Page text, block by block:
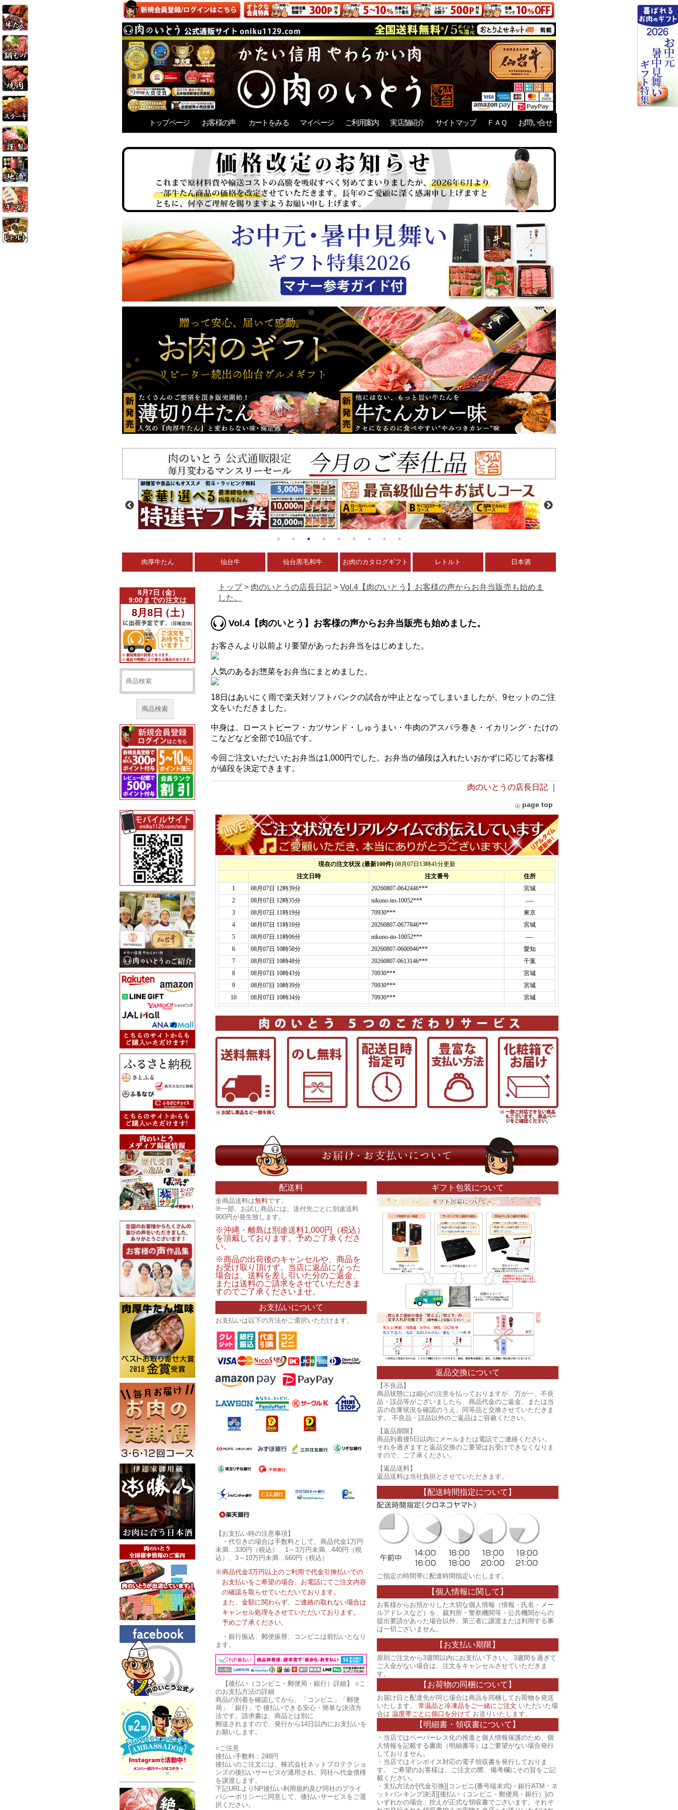
トップページ お客様の声 カートをみる マイページ ご利用案内 実店舗紹介 サイトマップ ＦＡＱ お問い合せ
肉厚牛たん 仙台牛 仙台黒毛和牛 お肉のカタログギフト レトルト 日本酒
商品検索
トップ> 肉のいとうの店長日記 > Vol.4【肉のいとう】お客様の声からお弁当販売も始めま
した。
Vol.4【肉のいとう】お客様の声からお弁当販売も始めました。
お客さんより以前より要望があったお弁当をはじめました。
人気のあるお惣菜をお弁当にまとめました。
18日はあいにく雨で楽天対ソフトバンクの試合が中止となってしまいましたが、9セットのご注
文をいただきました。
中身は、ローストビーフ・カツサンド・しゅうまい・牛肉のアスパラ巻き・イカリング・たけの
こなどなど全部で10品です。
今回ご注文いただいたお弁当は1,000円でした。お弁当の値段は入れたいおかずに応じてお客様
が値段を決定できます。
肉のいとうの店長日記
page top
配送料
全商品送料は無料です。
※一部、お試し商品には、送付先ごとに別途送料
900円が発生致します。
※沖縄・離島は別途送料1,000円（税込）
を頂戴しております。予めご了承くださ
い。
※商品の出荷後のキャンセルや、商品を
お受け取り頂けず、当店に返品になった
場合は、送料を差し引いた分のご返金、
または送料のご請求をさせていただきま
すのでご了承くださいませ。
お支払いについて
お支払いは以下の方法がご選択いただけます。
【お支払い時の注意事項】
・代引きの場合は手数料として、商品代金1万円
未満…330円（税込）、1～3万円未満…440円（税
込）、3～10万円未満…660円（税込）
※商品代金3万円以上のご利用で代金引換払いでの
お支払いをご希望の場合、お電話にてご注文内容
の確認を取らせていただいております。
また、金額に関わらず、ご連絡の取れない場合は
キャンセル処理をさせていただいております。
予めご了承ください。
・銀行振込、郵便振替、コンビニは前払いとなり
ます。
【後払い（コンビニ・郵便局・銀行）詳細】
○こ
のお支払方法の詳細
商品の到着を確認してから、「コンビニ」「郵便
局」「銀行」で 後払いできる安心・簡単な決済方
法です。請求書は、商品とは別に
郵送されますので、発行から14日以内にお支払いを
お願いします。
○ご注意
後払い手数料：248円
後払いのご注文には、株式会社ネットプロテクショ
ンズの後払いサービスが適用され、同社へ代金債権
を譲渡します。
下記URLよりNP後払い利用規約及び同社のプライ
バシーポリシーに同意して、後払いサービスをご選
択ください。
ギフト包装について
返品交換について
【不良品】
商品状態には細心の注意を払っておりますが、万が一、不良
品・誤品等がございましたら、商品代金のご返金、または当
店の在庫状況を確認のうえ、同等品と交換させていただきま
す。 不良品・誤品以外のご返品はご容赦ください。
【返品期限】
商品到着後5日以内にメールまたは電話でご連絡ください。
それを過ぎますと返品交換のご要望はお受けできなくなりま
すので、ご了承ください。
【返品送料】
返品送料は当社負担とさせていただきます。
【配送時間指定について】
ご指定の時間帯に配達時間指定いたします。
【個人情報に関して】
お客様からお預かりした大切な個人情報（情報・氏名・メー
ルアドレスなど）を、裁判所・警察機関等・公共機関からの
提出要請があった場合以外、第三者に譲渡または利用する事
は一切ございません。
【お支払い期限】
原則ご注文から3週間以内にお支払い下さい。 3週間を過ぎて
ご入金がない場合は、注文をキャンセルさせていただきま
す。
【お荷物の同梱について】
お届け日と配達先が同じ場合は商品を同梱してお荷物を発送
いたします。 常温品と冷凍品をご一緒にご注文 いただいた場
合は 温度帯ごとに個口を分けて お送りいたします。
【明細書・領収書について】
・当店ではペーパーレス化の推進と個人情報保護のため、個
人情報を記載する書面（明細書等）はご要望がない場合発行
しておりません。
・当店ではインボイス対応の電子領収書を発行しておりま
す。 ご希望のお客様は、ご注文の際、備考欄にその旨をご記
載ください。
・支払方法が[代金引換][コンビニ(番号端末式)・銀行ATM・ネ
ットバンキング決済][後払い（コンビニ・郵便局・銀行）]の
いずれかの場合、控えが正式な領収書でございます。それぞ